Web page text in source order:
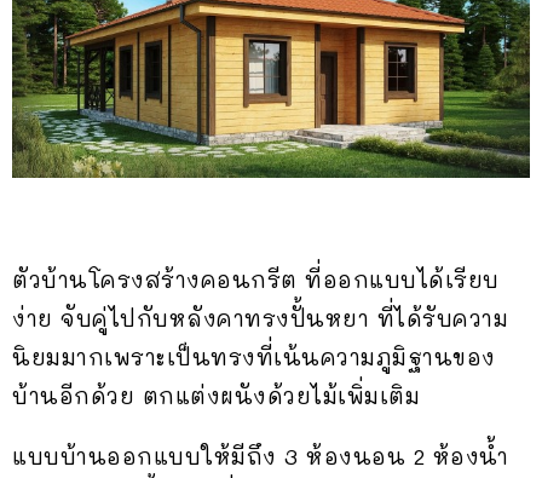
ตัวบ้านโครงสร้างคอนกรีต ที่ออกแบบได้เรียบ
ง่าย จับคู่ไปกับหลังคาทรงปั้นหยา ที่ได้รับความ
นิยมมากเพราะเป็นทรงที่เน้นความภูมิฐานของ
บ้านอีกด้วย ตกแต่งผนังด้วยไม้เพิ่มเติม
แบบบ้านออกแบบให้มีถึง 3 ห้องนอน 2 ห้องน้ำ